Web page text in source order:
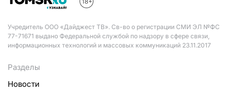
Учредитель ООО «Дайджест ТВ». Св-во о регистрации СМИ ЭЛ №ФС
77-71671 выдано Федеральной службой по надзору в сфере связи,
информационных технологий и массовых коммуникаций 23.11.2017
Разделы
Новости